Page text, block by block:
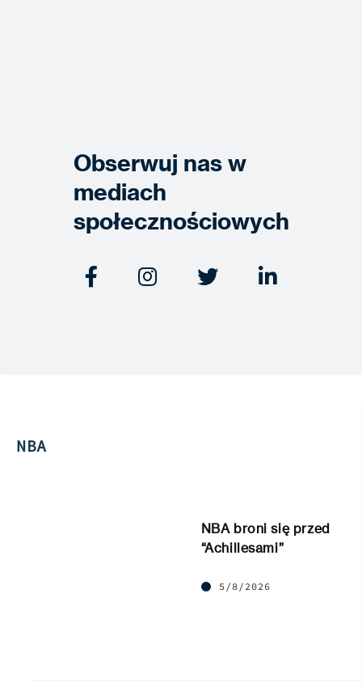
Obserwuj nas w
mediach
społecznościowych
   
NBA
NBA broni się przed
“Achillesami”
5/8/2026